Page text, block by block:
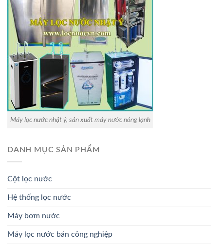
Máy lọc nước nhật ý, sản xuất máy nước nóng lạnh
DANH MỤC SẢN PHẨM
Cột lọc nước
Hệ thống lọc nước
Máy bơm nước
Máy lọc nước bán công nghiệp